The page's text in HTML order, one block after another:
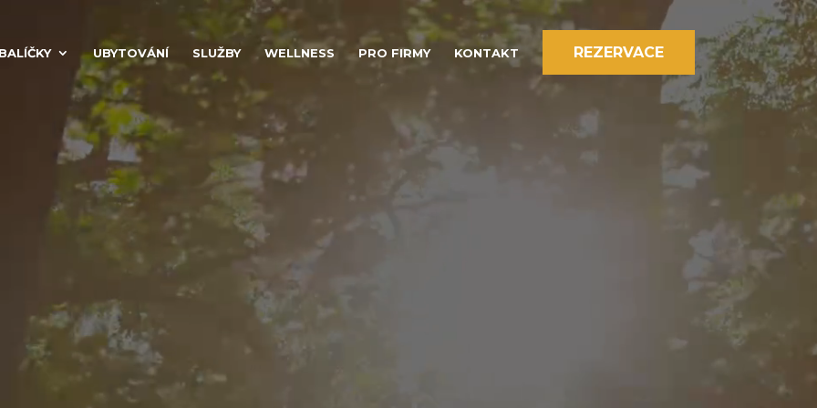
UBYTOVÁNÍ SLUŽBY WELLNESS PRO FIRMY KONTAKT REZERVACE
Video
přehrávač